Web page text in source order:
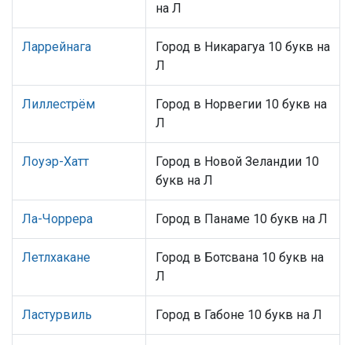
на Л
Ларрейнага
Город в Никарагуа 10 букв на
Л
Лиллестрём
Город в Норвегии 10 букв на
Л
Лоуэр-Хатт
Город в Новой Зеландии 10
букв на Л
Ла-Чоррера Город в Панаме 10 букв на Л
Летлхакане
Город в Ботсвана 10 букв на
Л
Ластурвиль Город в Габоне 10 букв на Л